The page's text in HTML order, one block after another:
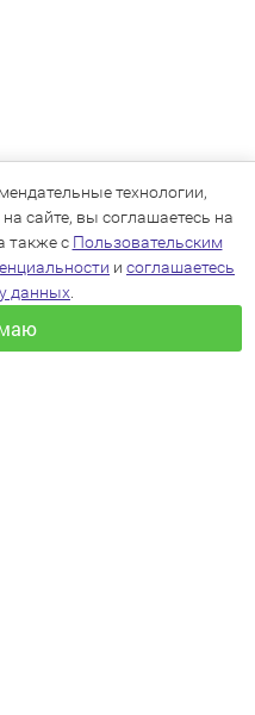
технологии,
сайте, вы соглашаетесь на
также с Пользовательским
и соглашаетесь
данных